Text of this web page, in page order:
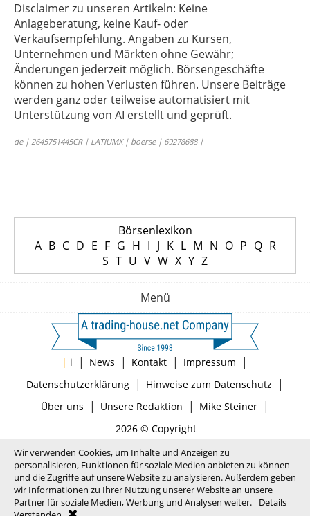
Disclaimer zu unseren Artikeln: Keine
Anlageberatung, keine Kauf- oder
Verkaufsempfehlung. Angaben zu Kursen,
Unternehmen und Märkten ohne Gewähr;
Änderungen jederzeit möglich. Börsengeschäfte
können zu hohen Verlusten führen. Unsere Beiträge
werden ganz oder teilweise automatisiert mit
Unterstützung von AI erstellt und geprüft.
de | 2645751445CR | LATIUMX | boerse | 69278688 |
Börsenlexikon
A B C D E F G H I J K L M N O P Q R
S T U V W X Y Z
Menü
| i | News | Kontakt | Impressum |
Datenschutzerklärung| Hinweise zum Datenschutz |
Über uns | Unsere Redaktion | Mike Steiner|
2026 © Copyright
Wir verwenden Cookies, um Inhalte und Anzeigen zu
personalisieren, Funktionen für soziale Medien anbieten zu können
und die Zugriffe auf unsere Website zu analysieren. Außerdem geben
wir Informationen zu Ihrer Nutzung unserer Website an unsere
Partner für soziale Medien, Werbung und Analysen weiter.
Details